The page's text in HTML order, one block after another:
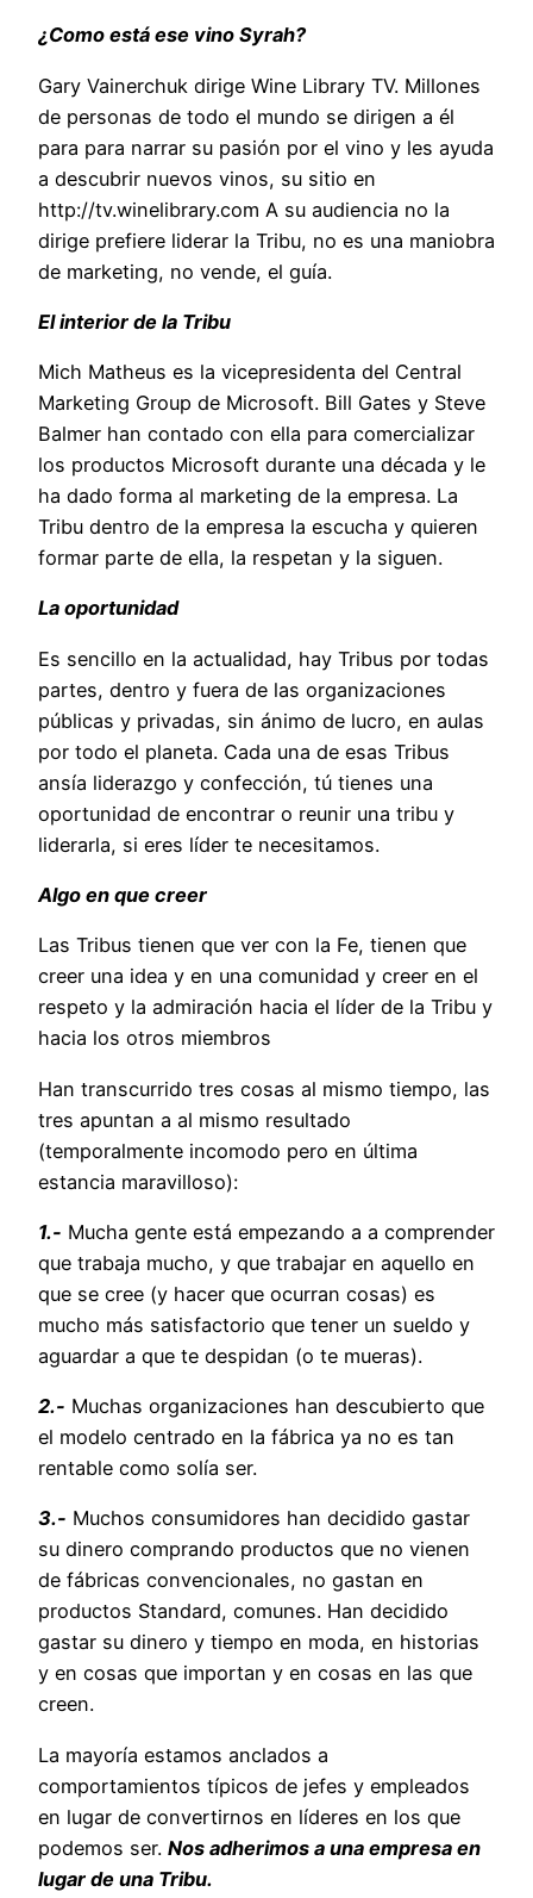
¿Como está ese vino Syrah?
Gary Vainerchuk dirige Wine Library TV. Millones
de personas de todo el mundo se dirigen a él
para para narrar su pasión por el vino y les ayuda
a descubrir nuevos vinos, su sitio en
http://tv.winelibrary.com A su audiencia no la
dirige prefiere liderar la Tribu, no es una maniobra
de marketing, no vende, el guía.
El interior de la Tribu
Mich Matheus es la vicepresidenta del Central
Marketing Group de Microsoft. Bill Gates y Steve
Balmer han contado con ella para comercializar
los productos Microsoft durante una década y le
ha dado forma al marketing de la empresa. La
Tribu dentro de la empresa la escucha y quieren
formar parte de ella, la respetan y la siguen.
La oportunidad
Es sencillo en la actualidad, hay Tribus por todas
partes, dentro y fuera de las organizaciones
públicas y privadas, sin ánimo de lucro, en aulas
por todo el planeta. Cada una de esas Tribus
ansía liderazgo y confección, tú tienes una
oportunidad de encontrar o reunir una tribu y
liderarla, si eres líder te necesitamos.
Algo en que creer
Las Tribus tienen que ver con la Fe, tienen que
creer una idea y en una comunidad y creer en el
respeto y la admiración hacia el líder de la Tribu y
hacia los otros miembros
Han transcurrido tres cosas al mismo tiempo, las
tres apuntan a al mismo resultado
(temporalmente incomodo pero en última
estancia maravilloso):
1.- Mucha gente está empezando a a comprender
que trabaja mucho, y que trabajar en aquello en
que se cree (y hacer que ocurran cosas) es
mucho más satisfactorio que tener un sueldo y
aguardar a que te despidan (o te mueras).
2.- Muchas organizaciones han descubierto que
el modelo centrado en la fábrica ya no es tan
rentable como solía ser.
3.- Muchos consumidores han decidido gastar
su dinero comprando productos que no vienen
de fábricas convencionales, no gastan en
productos Standard, comunes. Han decidido
gastar su dinero y tiempo en moda, en historias
y en cosas que importan y en cosas en las que
creen.
La mayoría estamos anclados a
comportamientos típicos de jefes y empleados
en lugar de convertirnos en líderes en los que
podemos ser. Nos adherimos a una empresa en
lugar de una Tribu.